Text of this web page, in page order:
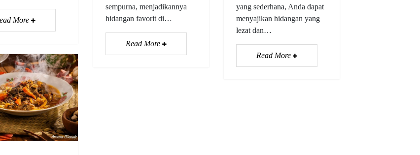
More
sempurna, menjadikannya
hidangan favorit di…
Read More
yang sederhana, Anda dapat
menyajikan hidangan yang
lezat dan…
Read More